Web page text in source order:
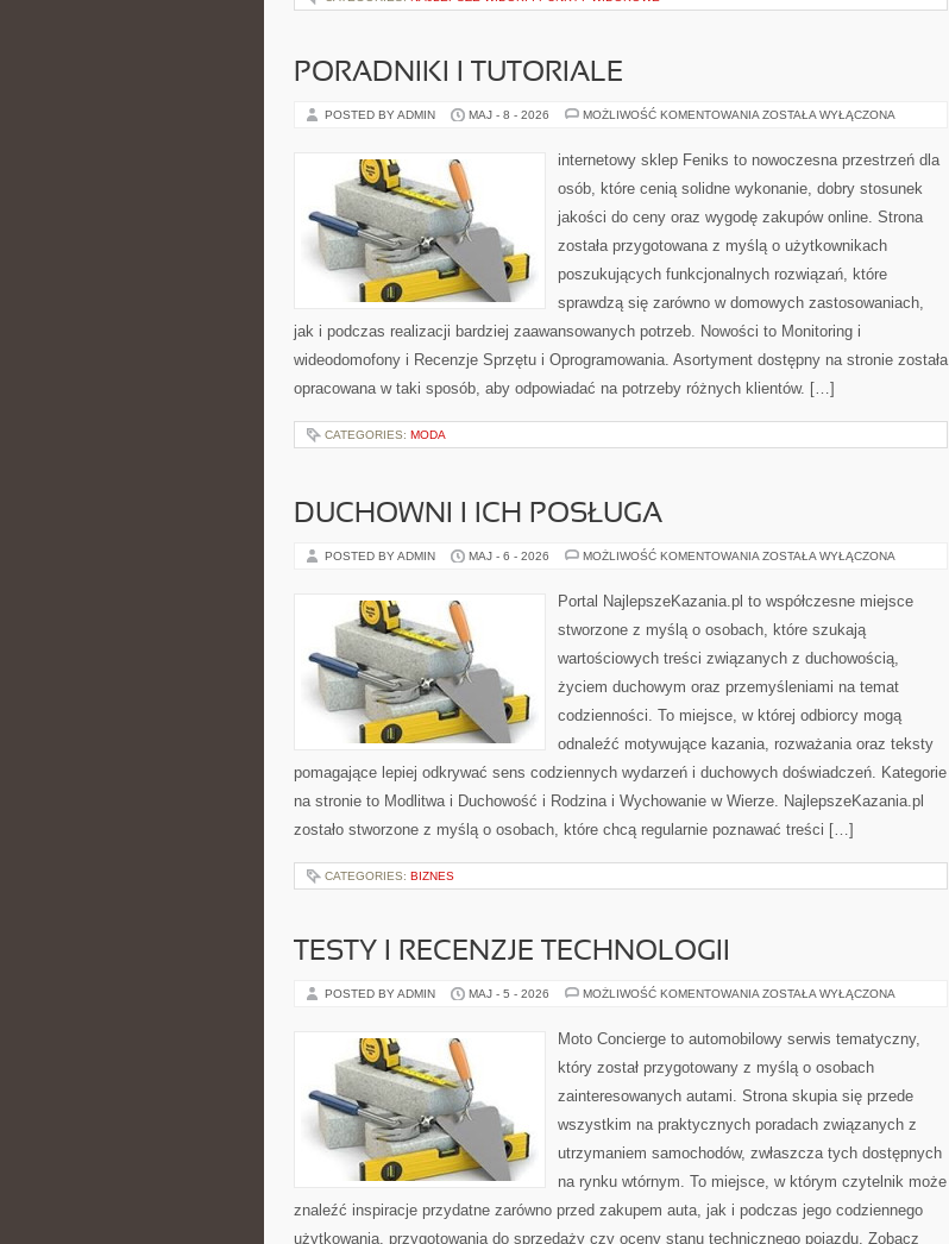
PORADNIKI I TUTORIALE
POSTED BY ADMIN MAJ - 8 - 2026 MOŻLIWOŚĆ KOMENTOWANIA PORADNIKI
ZOSTAŁA WYŁĄCZONA
internetowy sklep Feniks to nowoczesna przestrzeń dla
osób, które cenią solidne wykonanie, dobry stosunek
jakości do ceny oraz wygodę zakupów online. Strona
została przygotowana z myślą o użytkownikach
poszukujących funkcjonalnych rozwiązań, które
sprawdzą się zarówno w domowych zastosowaniach,
jak i podczas realizacji bardziej zaawansowanych potrzeb. Nowości to Monitoring i
wideodomofony i Recenzje Sprzętu i Oprogramowania. Asortyment dostępny na stronie została
opracowana w taki sposób, aby odpowiadać na potrzeby różnych klientów. […]
CATEGORIES: MODA
DUCHOWNI I ICH POSŁUGA
POSTED BY ADMIN MAJ - 6 - 2026 MOŻLIWOŚĆ KOMENTOWANIA DUCHOWNI
POSŁUGA
ZOSTAŁA WYŁĄCZONA
Portal NajlepszeKazania.pl to współczesne miejsce
stworzone z myślą o osobach, które szukają
wartościowych treści związanych z duchowością,
życiem duchowym oraz przemyśleniami na temat
codzienności. To miejsce, w której odbiorcy mogą
odnaleźć motywujące kazania, rozważania oraz teksty
pomagające lepiej odkrywać sens codziennych wydarzeń i duchowych doświadczeń. Kategorie
na stronie to Modlitwa i Duchowość i Rodzina i Wychowanie w Wierze. NajlepszeKazania.pl
zostało stworzone z myślą o osobach, które chcą regularnie poznawać treści […]
CATEGORIES: BIZNES
TESTY I RECENZJE TECHNOLOGII
POSTED BY ADMIN MAJ - 5 - 2026 MOŻLIWOŚĆ KOMENTOWANIA TESTY
TECHNOLOGII
ZOSTAŁA WYŁĄCZONA
Moto Concierge to automobilowy serwis tematyczny,
który został przygotowany z myślą o osobach
zainteresowanych autami. Strona skupia się przede
wszystkim na praktycznych poradach związanych z
utrzymaniem samochodów, zwłaszcza tych dostępnych
na rynku wtórnym. To miejsce, w którym czytelnik może
znaleźć inspiracje przydatne zarówno przed zakupem auta, jak i podczas jego codziennego
użytkowania, przygotowania do sprzedaży czy oceny stanu technicznego pojazdu. Zobacz